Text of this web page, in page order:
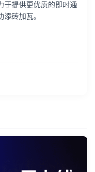
于提供更优质的即时通
砖加瓦。